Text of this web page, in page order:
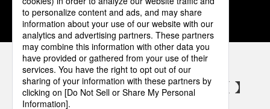
1 2 3 4 5
パナソニックの電気設備 SNSアカウント